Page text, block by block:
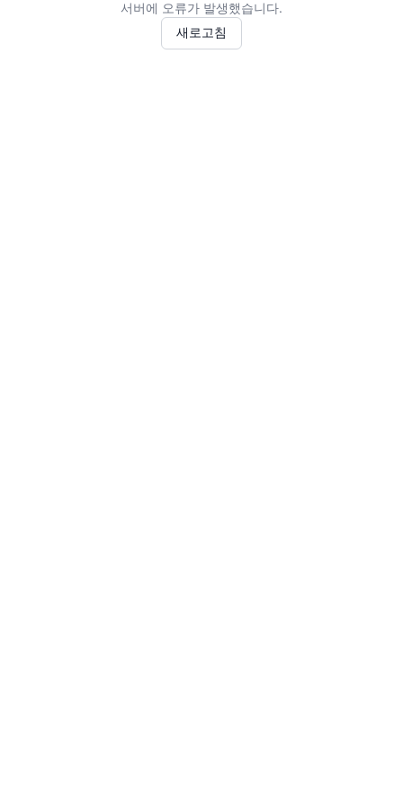
서버에 오류가 발생했습니다.
새로고침